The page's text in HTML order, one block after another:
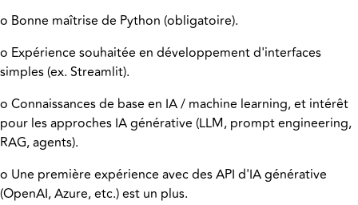
o Bonne maîtrise de Python (obligatoire).
o Expérience souhaitée en développement d'interfaces
simples (ex. Streamlit).
o Connaissances de base en IA / machine learning, et intérêt
pour les approches IA générative (LLM, prompt engineering,
RAG, agents).
o Une première expérience avec des API d'IA générative
(OpenAI, Azure, etc.) est un plus.